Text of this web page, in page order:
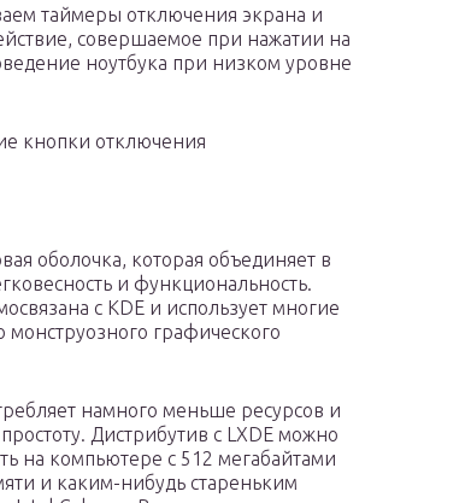
таймеры отключения экрана и
совершаемое при нажатии на
ноутбука при низком уровне
кнопки отключения
оболочка, которая объединяет в
и функциональность.
с KDE и использует многие
монструозного графического
намного меньше ресурсов и
простоту. Дистрибутив с LXDE можно
на компьютере с 512 мегабайтами
и каким-нибудь стареньким